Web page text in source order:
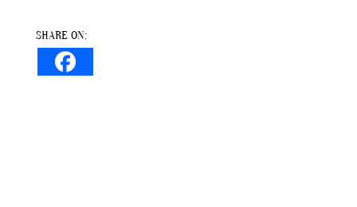
SHARE ON: